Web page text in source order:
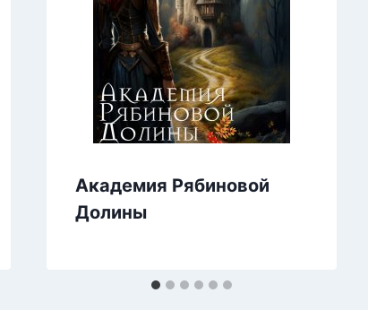
Академия Рябиновой
Долины